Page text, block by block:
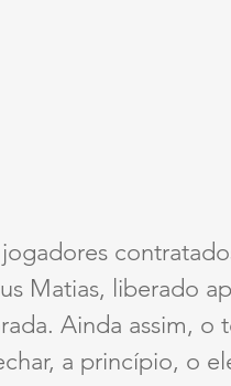
Matias, liberado
Ainda assim, o
a princípio, o